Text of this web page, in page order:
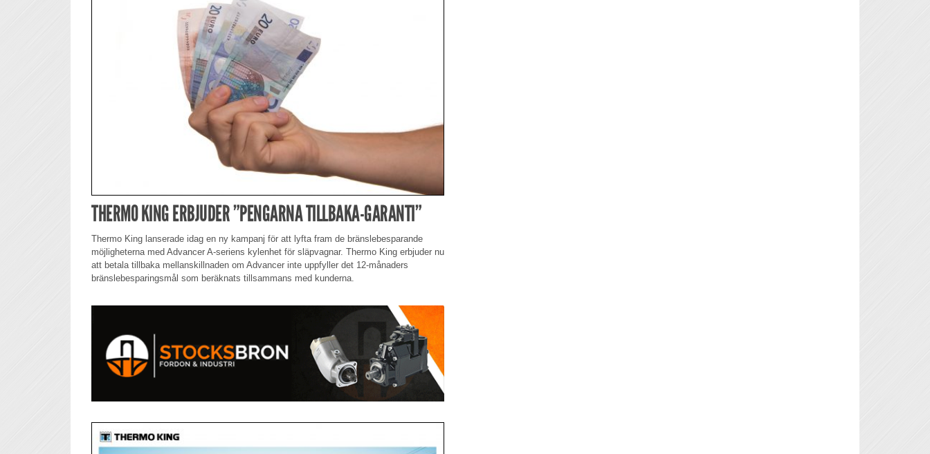
THERMO KING ERBJUDER ”PENGARNA TILLBAKA-GARANTI”
Thermo King lanserade idag en ny kampanj för att lyfta fram de bränslebesparande
möjligheterna med Advancer A-seriens kylenhet för släpvagnar. Thermo King erbjuder nu
att betala tillbaka mellanskillnaden om Advancer inte uppfyller det 12-månaders
bränslebesparingsmål som beräknats tillsammans med kunderna.